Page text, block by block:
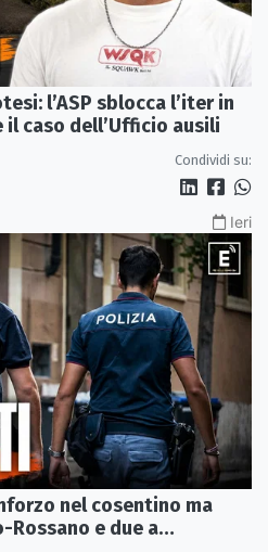
l’ASP sblocca l’iter in
il caso dell’Ufficio ausili
Condividi su:
Ieri
nel cosentino ma
Rossano e due a